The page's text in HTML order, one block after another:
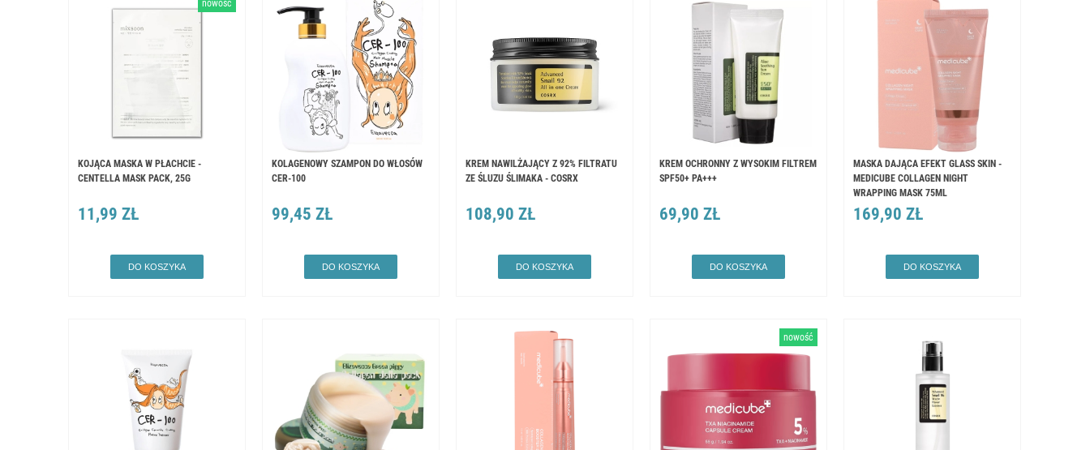
KOJĄCA MASKA W PŁACHCIE -
CENTELLA MASK PACK, 25G
11,99 ZŁ
DO KOSZYKA
nowość
KOLAGENOWY SZAMPON DO WŁOSÓW
CER-100
99,45 ZŁ
DO KOSZYKA
KREM NAWILŻAJĄCY Z 92% FILTRATU
ZE ŚLUZU ŚLIMAKA - COSRX
108,90 ZŁ
DO KOSZYKA
KREM OCHRONNY Z WYSOKIM FILTREM
SPF50+ PA+++
69,90 ZŁ
DO KOSZYKA
MASKA DAJĄCA EFEKT GLASS SKIN -
MEDICUBE COLLAGEN NIGHT
WRAPPING MASK 75ML
169,90 ZŁ
DO KOSZYKA
nowość